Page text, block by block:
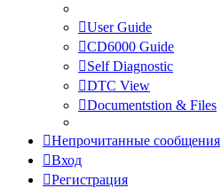
User Guide
CD6000 Guide
Self Diagnostic
DTC View
Documentstion & Files
Непрочитанные сообщения
Вход
Регистрация